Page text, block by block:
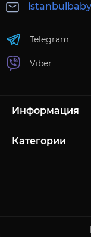
Telegram
Viber
Информация
Категории